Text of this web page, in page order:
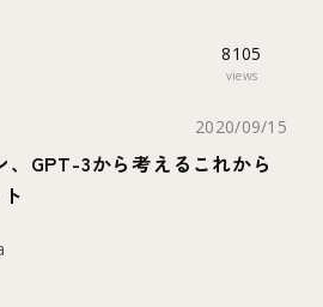
8105
views
2020/09/15
、GPT-3から考えるこれから